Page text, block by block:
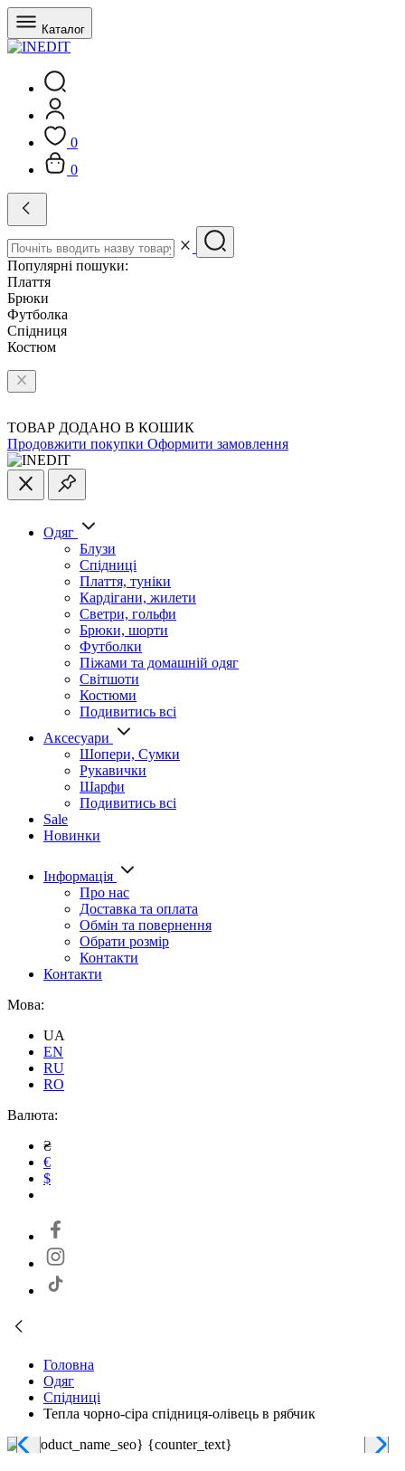
Каталог
0
0
Популярні пошуки:
Плаття
Брюки
Футболка
Спідниця
Костюм
ТОВАР ДОДАНО В КОШИК
Продовжити покупки Оформити замовлення
Одяг
Блузи
Спідниці
Плаття, туніки
Кардігани, жилети
Светри, гольфи
Брюки, шорти
Футболки
Піжами та домашній одяг
Світшоти
Костюми
Подивитись всі
Аксесуари
Шопери, Сумки
Рукавички
Шарфи
Подивитись всі
Sale
Новинки
Інформація
Про нас
Доставка та оплата
Обмін та повернення
Обрати розмір
Контакти
Контакти
Мова:
UA
EN
RU
RO
Валюта:
₴
€
$
Головна
Одяг
Спідниці
Тепла чорно-сіра спідниця-олівець в рябчик